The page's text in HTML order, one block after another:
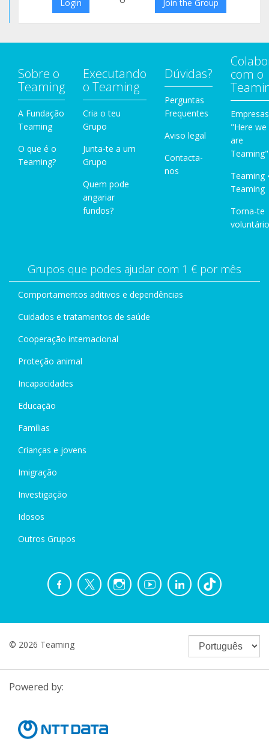
Login Join the Group
Sobre o
Teaming
A Fundação
Teaming
O que é o
Teaming?
Executando
o Teaming
Cria o teu
Grupo
Junta-te a um
Grupo
Quem pode
angariar
fundos?
Dúvidas?
Perguntas
Frequentes
Aviso legal
Contacta-
nos
com o
Empresas
"Here we
are
Teaming"
Teaming
Teaming
Torna-te
Grupos que podes ajudar com 1 € por mês
Comportamentos aditivos e dependências
Cuidados e tratamentos de saúde
Cooperação internacional
Proteção animal
Incapacidades
Educação
Famílias
Crianças e jovens
Imigração
Investigação
Idosos
Outros Grupos
© 2026 Teaming
Powered by: